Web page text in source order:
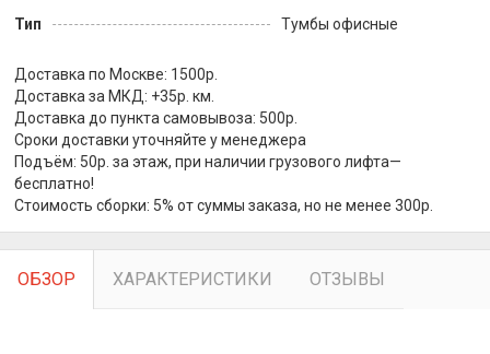
Тип
Тумбы офисные
Доставка по Москве: 1500р.
Доставка за МКД: +35р. км.
Доставка до пункта самовывоза: 500р.
Сроки доставки уточняйте у менеджера
Подъём: 50р. за этаж, при наличии грузового лифта—
бесплатно!
Стоимость сборки: 5% от суммы заказа, но не менее 300р.
ОБЗОР ХАРАКТЕРИСТИКИ ОТЗЫВЫ